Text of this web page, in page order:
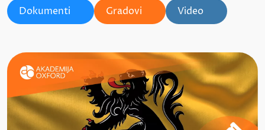
Dokumenti
Gradovi Video